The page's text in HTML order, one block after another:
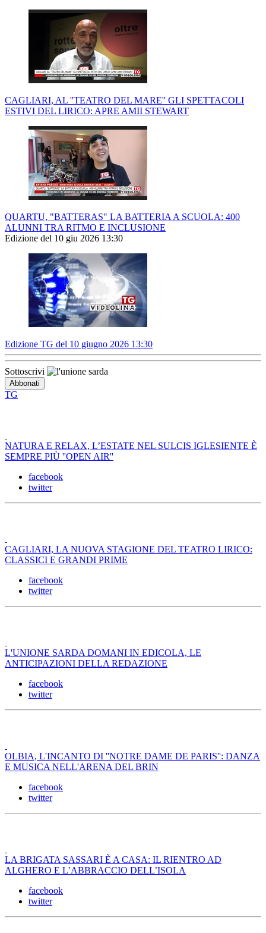
CAGLIARI, AL ''TEATRO DEL MARE'' GLI SPETTACOLI
ESTIVI DEL LIRICO: APRE AMII STEWART
QUARTU, "BATTERAS" LA BATTERIA A SCUOLA: 400
ALUNNI TRA RITMO E INCLUSIONE
Edizione del 10 giu 2026 13:30
Edizione TG del 10 giugno 2026 13:30
Sottoscrivi
TG
NATURA E RELAX, L’ESTATE NEL SULCIS IGLESIENTE È
SEMPRE PIÙ ''OPEN AIR''
facebook
twitter
CAGLIARI, LA NUOVA STAGIONE DEL TEATRO LIRICO:
CLASSICI E GRANDI PRIME
facebook
twitter
L'UNIONE SARDA DOMANI IN EDICOLA, LE
ANTICIPAZIONI DELLA REDAZIONE
facebook
twitter
OLBIA, L'INCANTO DI ''NOTRE DAME DE PARIS'': DANZA
E MUSICA NELL'ARENA DEL BRIN
facebook
twitter
LA BRIGATA SASSARI È A CASA: IL RIENTRO AD
ALGHERO E L’ABBRACCIO DELL’ISOLA
facebook
twitter